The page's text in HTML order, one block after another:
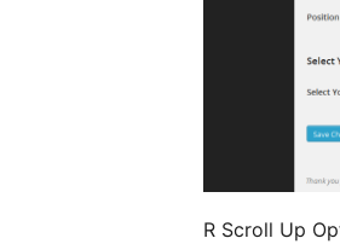
R Scroll Up